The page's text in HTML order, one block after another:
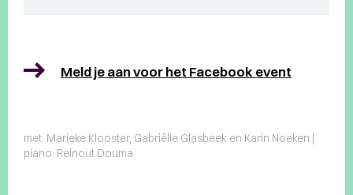
Meld je aan voor het Facebook event
met: Marieke Klooster, Gabriëlle Glasbeek en Karin Noeken |
piano: Reinout Douma